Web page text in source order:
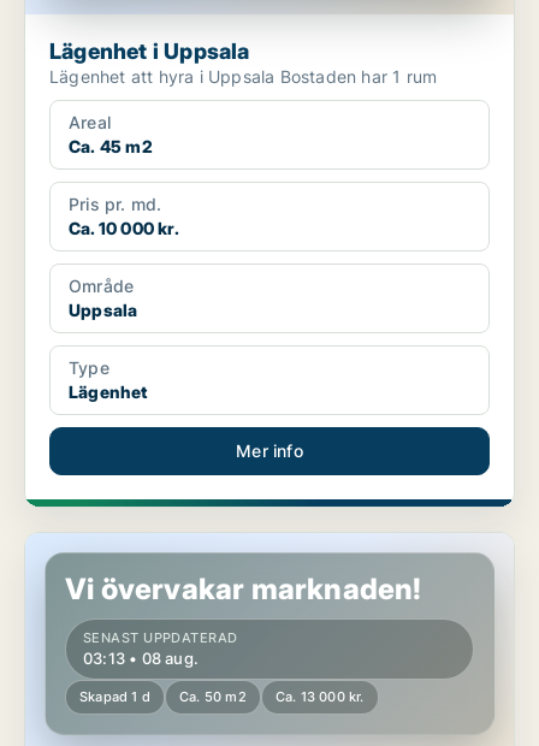
Lägenhet i Uppsala
Lägenhet att hyra i Uppsala Bostaden har 1 rum
Areal
Ca. 45 m2
Pris pr. md.
Ca. 10 000 kr.
Område
Uppsala
Type
Lägenhet
Mer info
Lägenhet i Uppsala
Vi övervakar marknaden!
SENAST UPPDATERAD
03:13 • 08 aug.
Skapad 1 d Ca. 50 m2 Ca. 13 000 kr.